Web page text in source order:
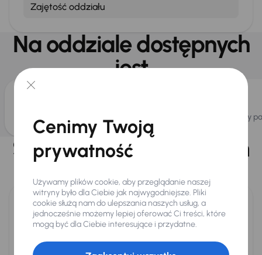
Zajętość oddziału
Na oddziale dostępnych
jest
Bezpłatny
Specjalistyczne centrum
dla
Bezpłatnie i od ręki wycenimy Twój samochód. Teraz bonus
Cenimy Twoją
prywatność
Używamy plików cookie, aby przeglądanie naszej
witryny było dla Ciebie jak najwygodniejsze. Pliki
cookie służą nam do ulepszania naszych usług, a
jednocześnie możemy lepiej oferować Ci treści, które
mogą być dla Ciebie interesujące i przydatne.